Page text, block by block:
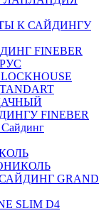
К САЙДИНГУ
FINEBER
FINEBER
Сайдинг
GRAND
SLIM D4